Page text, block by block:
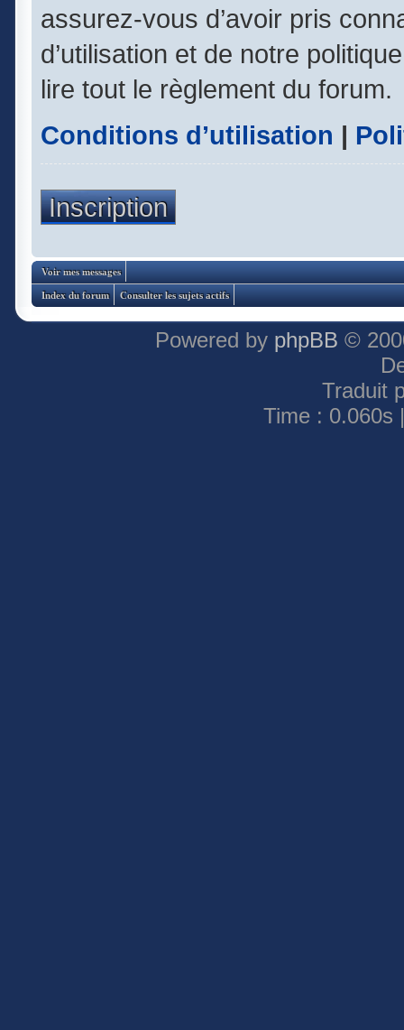
assurez-vous d’avoir pris
d’utilisation et de notre
lire tout le règlement du forum.
Conditions d’utilisation |
Inscription
Voir mes messages
Index du forum Consulter les sujets actifs
Powered by phpBB ©
Traduit
Time : 0.060s